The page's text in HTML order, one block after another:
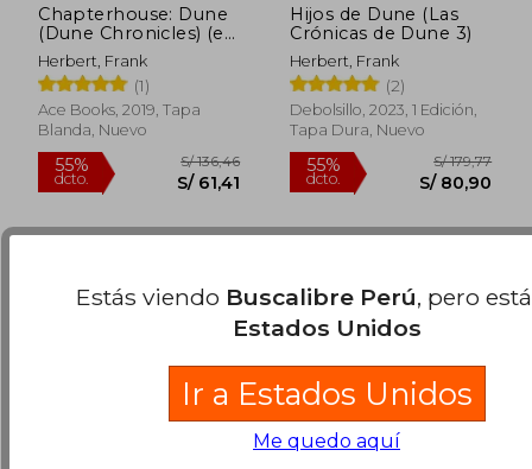
40% S/ 114,96
S/ 68,97
40%
Chapterhouse: Dune
(Dune Chronicles) (en
Inglés)
Herbert, Frank
(1)
Ace Books, 2019, Tapa
Blanda, Nuevo
Hijos de Dune (Las
Crónicas de Dune 3)
Herbert, Frank
(2)
Debolsillo, 2023, 1 Edición,
Tapa Dura, Nuevo
Estás viendo Buscalibre Perú, pero
Estados Unidos
Ir a Estados Unidos
Me quedo aquí